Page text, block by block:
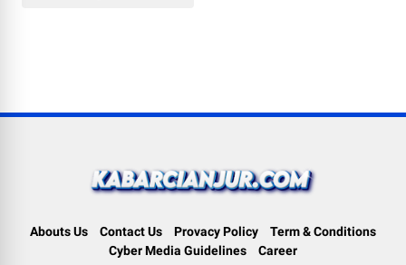
Abouts Us Contact Us Provacy Policy
Term & Conditions
Cyber Media Guidelines
Career